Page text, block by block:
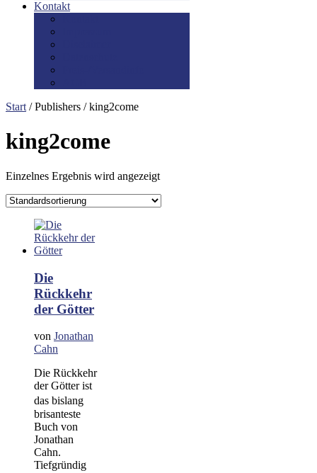
Kontakt
Start / Publishers / king2come
king2come
Einzelnes Ergebnis wird angezeigt
Die
Rückkehr
der Götter
von Jonathan
Cahn
Die Rückkehr
der Götterist
das bislang
brisanteste
Buch von
Jonathan
Cahn.
Tiefgründig